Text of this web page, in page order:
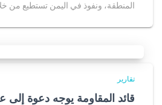
المنطقة، ونفوذ في اليمن تستطيع من
تقارير
قائد المقاومة يوجه دعوة إلى